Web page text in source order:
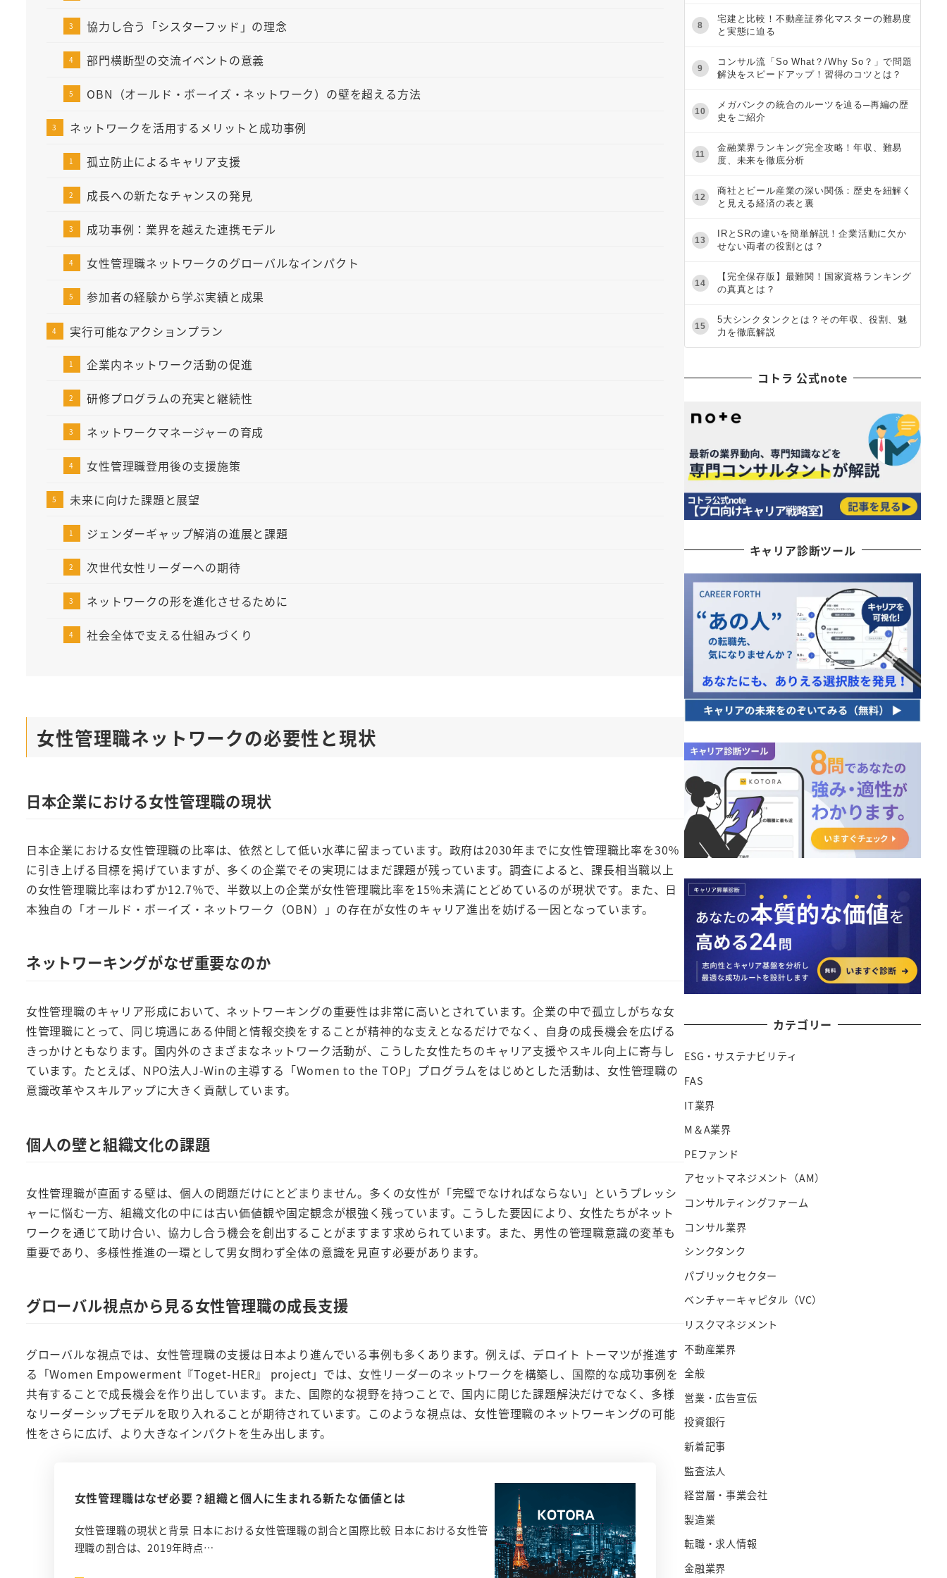
協力し合う「シスターフッド」の理念
部門横断型の交流イベントの意義
OBN（オールド・ボーイズ・ネットワーク）の壁を超える方法
ネットワークを活用するメリットと成功事例
孤立防止によるキャリア支援
成長への新たなチャンスの発見
成功事例：業界を越えた連携モデル
女性管理職ネットワークのグローバルなインパクト
参加者の経験から学ぶ実績と成果
実行可能なアクションプラン
企業内ネットワーク活動の促進
研修プログラムの充実と継続性
ネットワークマネージャーの育成
女性管理職登用後の支援施策
未来に向けた課題と展望
ジェンダーギャップ解消の進展と課題
次世代女性リーダーへの期待
ネットワークの形を進化させるために
社会全体で支える仕組みづくり
女性管理職ネットワークの必要性と現状
日本企業における女性管理職の現状
日本企業における女性管理職の比率は、依然として低い水準に留まっています。政府は2030年までに女性管理職比率を30％
に引き上げる目標を掲げていますが、多くの企業でその実現にはまだ課題が残っています。調査によると、課長相当職以上
の女性管理職比率はわずか12.7％で、半数以上の企業が女性管理職比率を15％未満にとどめているのが現状です。また、日
本独自の「オールド・ボーイズ・ネットワーク（OBN）」の存在が女性のキャリア進出を妨げる一因となっています。
ネットワーキングがなぜ重要なのか
女性管理職のキャリア形成において、ネットワーキングの重要性は非常に高いとされています。企業の中で孤立しがちな女
性管理職にとって、同じ境遇にある仲間と情報交換をすることが精神的な支えとなるだけでなく、自身の成長機会を広げる
きっかけともなります。国内外のさまざまなネットワーク活動が、こうした女性たちのキャリア支援やスキル向上に寄与し
ています。たとえば、NPO法人J-Winの主導する「Women to the TOP」プログラムをはじめとした活動は、女性管理職の
意識改革やスキルアップに大きく貢献しています。
個人の壁と組織文化の課題
女性管理職が直面する壁は、個人の問題だけにとどまりません。多くの女性が「完璧でなければならない」というプレッシ
ャーに悩む一方、組織文化の中には古い価値観や固定観念が根強く残っています。こうした要因により、女性たちがネット
ワークを通じて助け合い、協力し合う機会を創出することがますます求められています。また、男性の管理職意識の変革も
重要であり、多様性推進の一環として男女問わず全体の意識を見直す必要があります。
グローバル視点から見る女性管理職の成長支援
グローバルな視点では、女性管理職の支援は日本より進んでいる事例も多くあります。例えば、デロイト トーマツが推進す
る「Women Empowerment『Toget-HER』 project」では、女性リーダーのネットワークを構築し、国際的な成功事例を
共有することで成長機会を作り出しています。また、国際的な視野を持つことで、国内に閉じた課題解決だけでなく、多様
なリーダーシップモデルを取り入れることが期待されています。このような視点は、女性管理職のネットワーキングの可能
性をさらに広げ、より大きなインパクトを生み出します。
女性管理職はなぜ必要？組織と個人に生まれる新たな価値とは
女性管理職の現状と背景 日本における女性管理職の割合と国際比較 日本における女性管
理職の割合は、2019年時点…
8
宅建と比較！不動産証券化マスターの難易度
と実態に迫る
9
コンサル流「So What？/Why So？」で問題
解決をスピードアップ！習得のコツとは？
10
メガバンクの統合のルーツを辿る─再編の歴
史をご紹介
11
金融業界ランキング完全攻略！年収、難易
度、未来を徹底分析
12
商社とビール産業の深い関係：歴史を紐解く
と見える経済の表と裏
13
IRとSRの違いを簡単解説！企業活動に欠か
せない両者の役割とは？
14
【完全保存版】最難関！国家資格ランキング
の真真とは？
15
5大シンクタンクとは？その年収、役割、魅
力を徹底解説
コトラ 公式note
キャリア診断ツール
カテゴリー
ESG・サステナビリティ
FAS
IT業界
M＆A業界
PEファンド
アセットマネジメント（AM）
コンサルティングファーム
コンサル業界
シンクタンク
パブリックセクター
ベンチャーキャピタル（VC）
リスクマネジメント
不動産業界
全般
営業・広告宣伝
投資銀行
新着記事
監査法人
経営層・事業会社
製造業
転職・求人情報
金融業界